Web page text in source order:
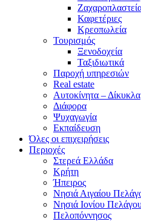
Καφετέριες
Κρεοπωλεία
Τουρισμός
Ξενοδοχεία
Ταξιδιωτικά
Παροχή υπηρεσιών
Real estate
Αυτοκίνητα – Δίκυκλα
Διάφορα
Ψυχαγωγία
Εκπαίδευση
Όλες οι επιχειρήσεις
Περιοχές
Στερεά Ελλάδα
Κρήτη
Ήπειρος
Νησιά Αιγαίου
Νησιά Ιονίου
Πελοπόννησος